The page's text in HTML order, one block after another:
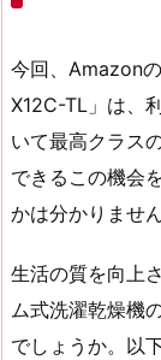
今回、Amazonの
X12C-TL」は、
いて最高クラス
できるこの機会
かは分かりません
生活の質を向上
ム式洗濯乾燥機
でしょうか。以